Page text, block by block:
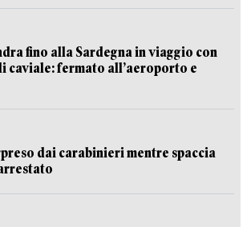
fino alla Sardegna in viaggio con
caviale: fermato all’aeroporto e
dai carabinieri mentre spaccia